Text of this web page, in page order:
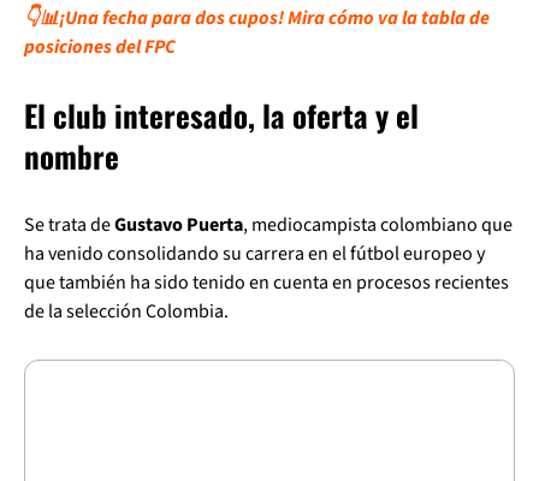
👇📊¡Una fecha para dos cupos! Mira cómo va la tabla de
posiciones del FPC
El club interesado, la oferta y el
nombre
Se trata deGustavo Puerta, mediocampista colombiano que
ha venido consolidando su carrera en el fútbol europeo y
que también ha sido tenido en cuenta en procesos recientes
de la selección Colombia.